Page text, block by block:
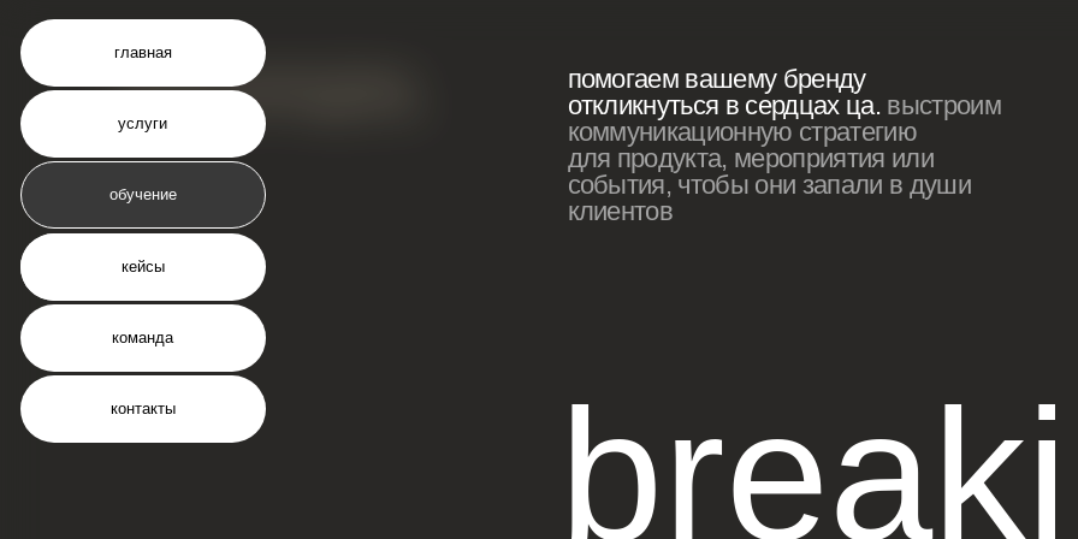
команда
о компании
главная
кейсы
помогаем вашему бренду
откликнуться в сердцах ца.
помогаем вашему бренду
откликнуться в сердцах ца.выстроим
коммуникационную стратегию
для продукта, мероприятия или
события, чтобы они запали в души
клиентов